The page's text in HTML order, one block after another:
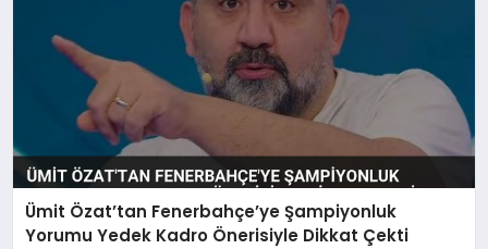
Ümit Özat’tan Fenerbahçe’ye Şampiyonluk
Yorumu Yedek Kadro Önerisiyle Dikkat Çekti